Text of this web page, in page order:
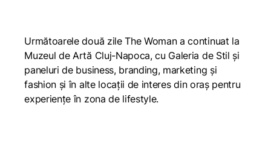
Următoarele două zile The Woman a continuat la
Muzeul de Artă Cluj-Napoca, cu Galeria de Stil și
paneluri de business, branding, marketing și
fashion și în alte locații de interes din oraș pentru
experiențe în zona de lifestyle.